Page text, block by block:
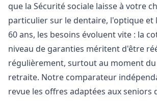
que la Sécurité sociale laisse à votre
particulier sur le dentaire, l'optique et
60 ans, les besoins évoluent vite : la
niveau de garanties méritent d'être
régulièrement, surtout au moment
retraite. Notre comparateur
revue les offres adaptées aux seniors